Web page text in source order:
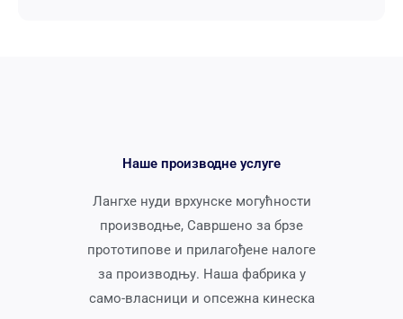
Наше производне услуге
Лангхе нуди врхунске могућности
производње, Савршено за брзе
прототипове и прилагођене налоге
за производњу. Наша фабрика у
само-власници и опсежна кинеска